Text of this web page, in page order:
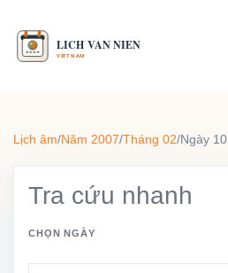
Lịch âm/Năm 2007/Tháng 02/Ngày 10
Tra cứu nhanh
CHỌN NGÀY